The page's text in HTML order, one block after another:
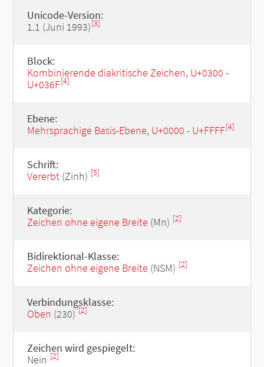
Unicode-Version:
1.1 (Juni 1993)[3]
Block:
Kombinierende diakritische Zeichen, U+0300 -
U+036F[4]
Ebene:
Mehrsprachige Basis-Ebene, U+0000 - U+FFFF[4]
Schrift:
Vererbt(Zinh) [5]
Kategorie:
Zeichen ohne eigene Breite (Mn) [2]
Bidirektional-Klasse:
Zeichen ohne eigene Breite (NSM) [2]
Verbindungsklasse:
Oben (230) [2]
Zeichen wird gespiegelt:
Nein [2]